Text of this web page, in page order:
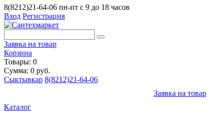
8(8212)21-64-06 пн-пт с 9 до 18 часов
Вход Регистрация
Заявка на товар
Корзина
Товары: 0
Сумма: 0 руб.
Сыктывкар 8(8212)21-64-06
Заявка на товар
Каталог